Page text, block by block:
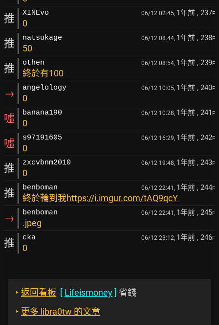
推 XINEvo 06/12 02:45, 1年前 , 237F
0
推 natsukage 06/12 08:44, 1年前 , 238F
50
推 othen 06/12 08:54, 1年前 , 239F
終於有100
→ angelology 06/12 10:05, 1年前 , 240F
0
噓 banana190 06/12 10:28, 1年前 , 241 F
0
噓 s97191605 06/12 16:29, 1年前 , 242F
0
推 zxcvbnm2010 06/12 19:48, 1年前 , 243F
0
推 benboman 06/12 22:41, 1年前 , 244F
終於輪到我https://i.imgur.com/tAQ9qcY
→ benboman 06/12 22:41, 1年前 , 245F
.jpeg
推 cka 06/12 23:12, 1年前 , 246F
0
‣ 返回看板 [ Lifeismoney] 省錢
‣ 更多 libra0tw 的文章